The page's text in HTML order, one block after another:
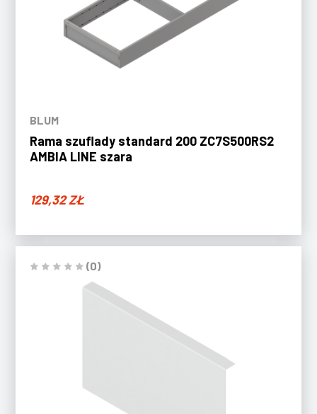
BLUM
Rama szuflady standard 200 ZC7S500RS2
AMBIA LINE szara
129,32ZŁ
(0)